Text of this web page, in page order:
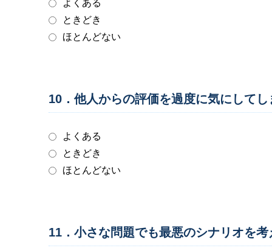
よくある
ときどき
ほとんどない
10．他人からの評価を過度に気にして
よくある
ときどき
ほとんどない
11．小さな問題でも最悪のシナリオを